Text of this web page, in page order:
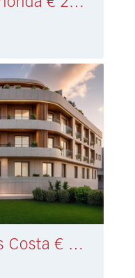
Appartement Mijas Costa € 225.000,-